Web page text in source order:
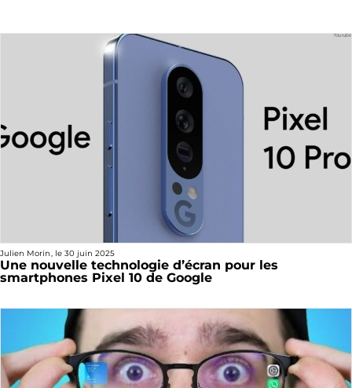
Julien Morin, le 30 juin 2025
Une nouvelle technologie d’écran pour les
smartphones Pixel 10 de Google